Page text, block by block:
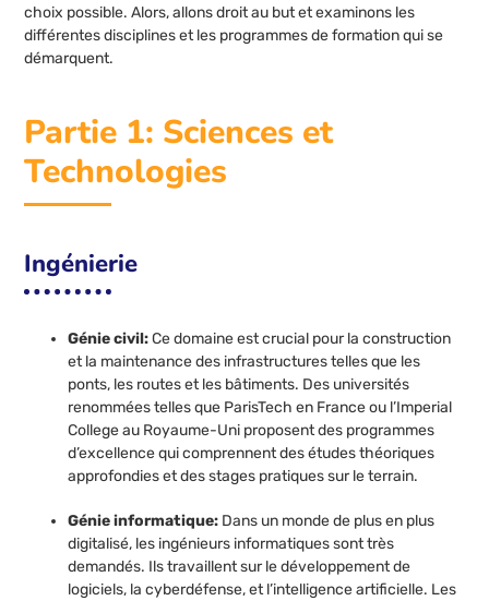
choix possible. Alors, allons droit au but et examinons les
différentes disciplines et les programmes de formation qui se
démarquent.
Partie 1: Sciences et
Technologies
Ingénierie
Génie civil:Ce domaine est crucial pour la construction
et la maintenance des infrastructures telles que les
ponts, les routes et les bâtiments. Des universités
renommées telles que ParisTech en France ou l’Imperial
College au Royaume-Uni proposent des programmes
d’excellence qui comprennent des études théoriques
approfondies et des stages pratiques sur le terrain.
Génie informatique: Dans un monde de plus en plus
digitalisé, les ingénieurs informatiques sont très
demandés. Ils travaillent sur le développement de
logiciels, la cyberdéfense, et l’intelligence artificielle. Les